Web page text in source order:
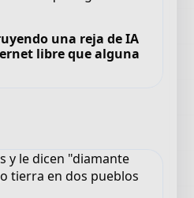
una reja de IA
libre que alguna